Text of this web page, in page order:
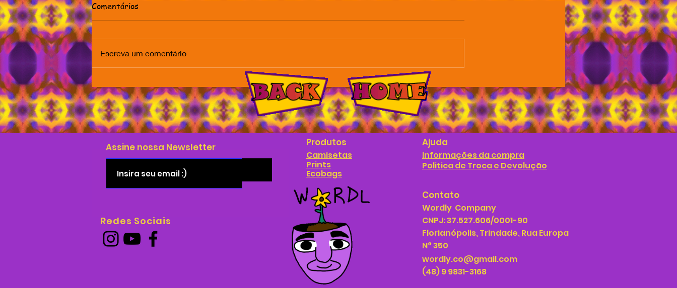
Comentários
Escreva um comentário
Florianópolis, Trindade, Rua Europa
N° 350
CNPJ: 37.527.606/0001-90
Ecobags
Wordly Company
Redes Sociais
wordly.co@gmail.com
(48) 9 9831-3168
Contato
Politica de Troca e Devolução
Informações da compra
Prints
Camisetas
Ajuda
Produtos
Assine nossa Newsletter